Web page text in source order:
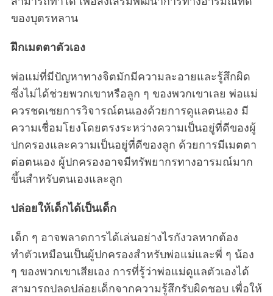
ของบุตรหลาน
ฝึกเมตตาตัวเอง
พ่อแม่ที่มีปัญหาทางจิตมักมีความละอายและรู้สึกผิด
ซึ่งไม่ได้ช่วยพวกเขาหรือลูก ๆ ของพวกเขาเลย พ่อแม่
ควรชดเชยการวิจารณ์ตนเองด้วยการดูแลตนเอง มี
ความเชื่อมโยงโดยตรงระหว่างความเป็นอยู่ที่ดีของผู้
ปกครองและความเป็นอยู่ที่ดีของลูก ด้วยการมีเมตตา
ต่อตนเอง ผู้ปกครองอาจมีทรัพยากรทางอารมณ์มาก
ขึ้นสำหรับตนเองและลูก
ปล่อยให้เด็กได้เป็นเด็ก
เด็ก ๆ อาจพลาดการได้เล่นอย่างไรกังวลหากต้อง
ทำตัวเหมือนเป็นผู้ปกครองสำหรับพ่อแม่และพี่ ๆ น้อง
ๆ ของพวกเขาเสียเอง การที่รู้ว่าพ่อแม่ดูแลตัวเองได้
สามารถปลดปล่อยเด็กจากความรู้สึกรับผิดชอบ เพื่อให้
r
h
o
r